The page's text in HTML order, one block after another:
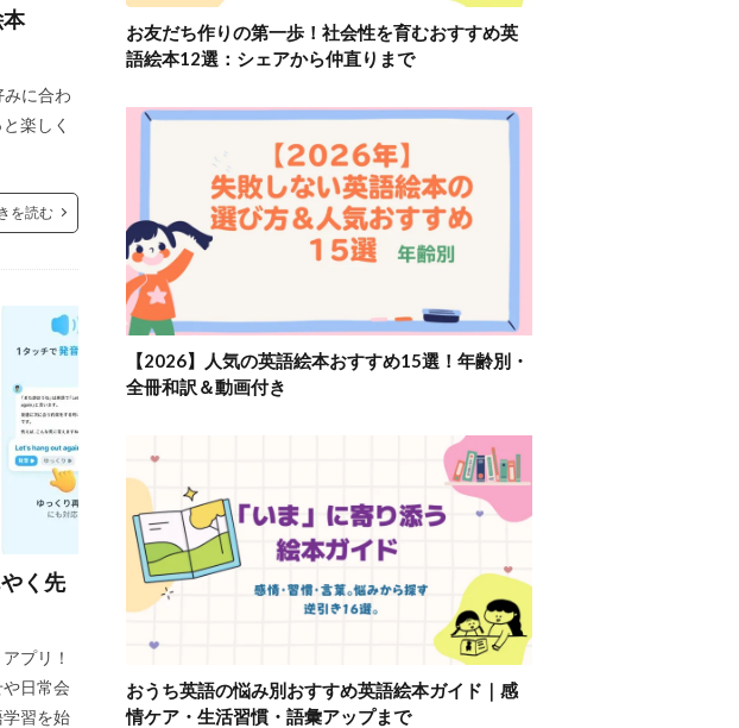
に合わ
楽しく
を読む
く先
プリ！
日常会
習を始
お友だち作りの第一歩！社会性を育むおすすめ英
語絵本12選：シェアから仲直りまで
【2026】人気の英語絵本おすすめ15選！年齢別・
全冊和訳＆動画付き
おうち英語の悩み別おすすめ英語絵本ガイド｜感
情ケア・生活習慣・語彙アップまで